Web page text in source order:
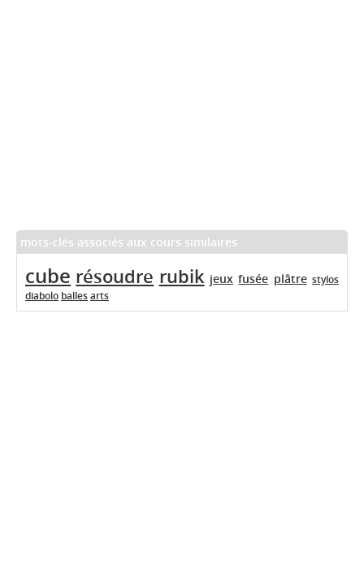
mots-clés associés aux cours similaires
cube résoudre rubik jeux fusée plâtre stylos
diabolo ballesarts